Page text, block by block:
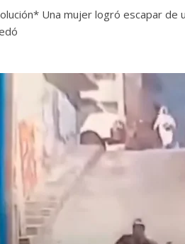
Una mujer logró escapar